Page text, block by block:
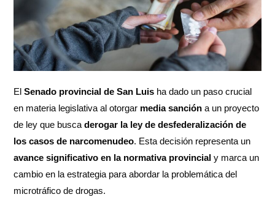
ElSenado provincial de San Luis ha dado un paso crucial
en materia legislativa al otorgar media sanción a un proyecto
de ley que buscaderogar la ley de desfederalización de
los casos de narcomenudeo. Esta decisión representa un
avance significativo en la normativa provincial y marca un
cambio en la estrategia para abordar la problemática del
microtráfico de drogas.